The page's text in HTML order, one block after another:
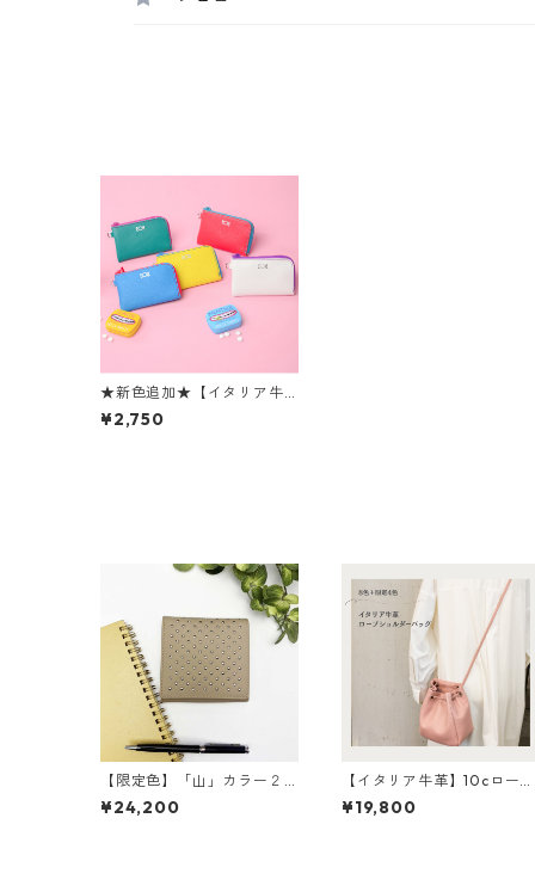
★新色追加★【イタリア牛
革】 あめちゃんL字型ミニポ
ーチ<6色展開> 本革 牛
¥2,750
【限定色】「山」カラー２
つ折り財布 <4色展開> 本
革 牛革 レザーウォレッ
¥24,200
【イタリア牛革】10cロープ
ショルダー〈8色展開＋限定
4色〉 イタリア牛革 軽
¥19,800